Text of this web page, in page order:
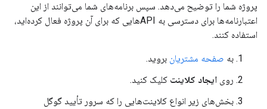
پروژه شما را توضیح می‌دهد. سپس برنامه‌های شما می‌توانند از این
اعتبارنامه‌ها برای دسترسی به APIهایی که برای آن پروژه فعال کرده‌اید،
استفاده کنند.
به صفحه مشتریان بروید.
روی ایجاد کلاینت کلیک کنید.
بخش‌های زیر انواع کلاینت‌هایی را که سرور تأیید گوگل